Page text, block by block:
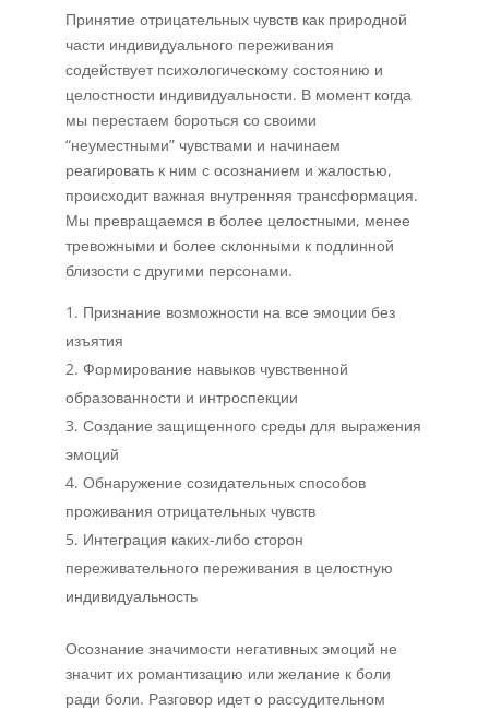
Принятие отрицательных чувств как природной
части индивидуального переживания
содействует психологическому состоянию и
целостности индивидуальности. В момент когда
мы перестаем бороться со своими
“неуместными” чувствами и начинаем
реагировать к ним с осознанием и жалостью,
происходит важная внутренняя трансформация.
Мы превращаемся в более целостными, менее
тревожными и более склонными к подлинной
близости с другими персонами.
Признание возможности на все эмоции без
изъятия
Формирование навыков чувственной
образованности и интроспекции
Создание защищенного среды для выражения
эмоций
Обнаружение созидательных способов
проживания отрицательных чувств
Интеграция каких-либо сторон
переживательного переживания в целостную
индивидуальность
Осознание значимости негативных эмоций не
значит их романтизацию или желание к боли
ради боли. Разговор идет о рассудительном